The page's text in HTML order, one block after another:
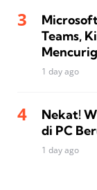
Teams,
1 day ago
Nekat!
di PC
1 day ago